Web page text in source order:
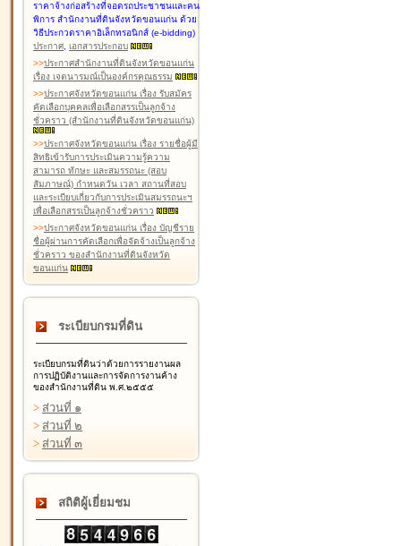
ราคาจ้างก่อสร้างที่จอดรถประชาชนและคน
พิการ สำนักงานที่ดินจังหวัดขอนแก่น ด้วย
วิธีประกวดราคาอิเล็กทรอนิกส์ (e-bidding)
ประกาศ, เอกสารประกอบ
>>ประกาศสำนักงานที่ดินจังหวัดขอนแก่น
เรื่อง เจตนารมณ์เป็นองค์กรคุณธรรม
>>ประกาศจังหวัดขอนแก่น เรื่อง รับสมัคร
คัดเลือกบุคคลเพื่อเลือกสรรเป็นลูกจ้าง
ชั่วคราว (สำนักงานที่ดินจังหวัดขอนแก่น)
>>ประกาศจังหวัดขอนแก่น เรื่อง รายชื่อผู้มี
สิทธิเข้ารับการประเมินความรู้ความ
สามารถ ทักษะ และสมรรถนะ (สอบ
สัมภาษณ์) กำหนดวัน เวลา สถานที่สอบ
และระเบียบเกี่ยวกับการประเมินสมรรถนะฯ
เพื่อเลือกสรรเป็นลูกจ้างชั่วคราว
>>ประกาศจังหวัดขอนแก่น เรื่อง บัญชีราย
ชื่อผู้ผ่านการคัดเลือกเพื่อจัดจ้างเป็นลูกจ้าง
ชั่วคราว ของสำนักงานที่ดินจังหวัด
ขอนแก่น
ระเบียบกรมที่ดิน
ระเบียบกรมที่ดินว่าด้วยการรายงานผล
การปฏิบัติงานและการจัดการงานค้าง
ของสำนักงานที่ดิน พ.ศ.๒๕๕๕
> ส่วนที่ ๑
> ส่วนที่ ๒
> ส่วนที่ ๓
สถิติผู้เยี่ยมชม